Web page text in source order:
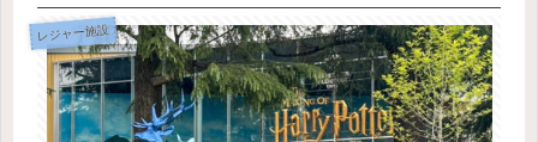
レジャー施設